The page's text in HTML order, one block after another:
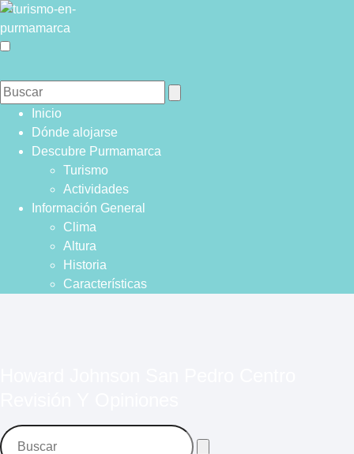
Inicio
Dónde alojarse
Descubre Purmamarca
Turismo
Actividades
Información General
Clima
Altura
Historia
Características